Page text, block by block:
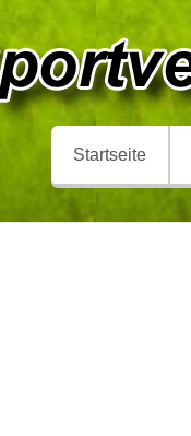
Startseite